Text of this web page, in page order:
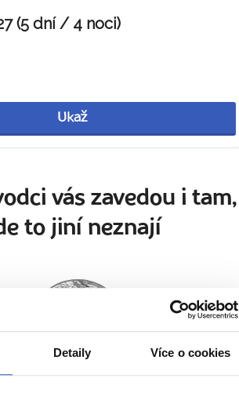
Detaily Více o cookies
(5 dní / 4 noci)
Ukaž
vás zavedou i tam,
to jiní neznají